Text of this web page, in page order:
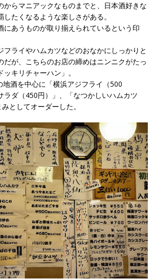
からマニアックなものまでと、日本酒好きな
したくなるような楽しさがある。
にあうものが取り揃えられているという印
フライやハムカツなどのおなかにしっかりと
だが、こちらのお店の締めはニンニクがたっ
キリチャーハン」。
酒を中心に「横浜アジフライ（500
ラダ（450円）」、「なつかしいハムカツ
としてオーダーした。